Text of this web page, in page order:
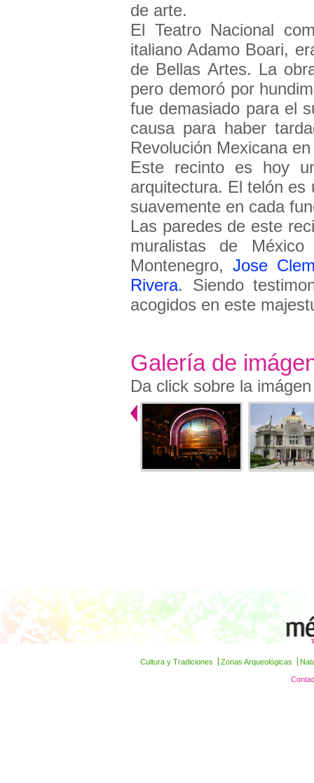
de arte.
El Teatro Nacional
italiano Adamo Boari,
de Bellas Artes. La
pero demoró por
fue demasiado para el
causa para haber
Revolución Mexicana
Este recinto es hoy
arquitectura. El telón es
suavemente en cada
Las paredes de este
muralistas de
Montenegro, Jose
Rivera. Siendo t
acogidos en este
Galería de
Da click sobre la
Cultura y Tradiciones Zonas Arqueológicas